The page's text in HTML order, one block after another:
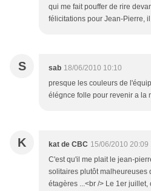
qui me fait pouffer de rire
félicitations pour Jean-Pierre,
S sab 18/06/2010 10:10
presque les couleurs de
élégnce folle pour revenir a la
K kat de CBC 15/06/2010 20:09
C'est qu'il me plait le jean-
solitaires plutôt malheureuses
étagères ...<br /> Le 1er